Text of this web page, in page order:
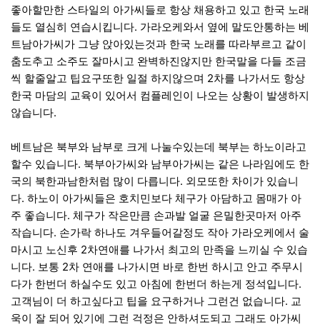
좋아할만한 스타일의 아가씨들로 항상 채용하고 있고 한국 노래
들도 열심히 연습시킵니다. 가라오케와서 옆에 말도안통하는 베
트남아가씨가 그냥 앉아있는것과 한국 노래를 따라부르고 같이
춤도추고 소주도 잘마시고 완벽하진않지만 한국말을 다들 조금
씩 할줄알고 팁요구또한 일절 하지않으며 2차를 나가서도 항상
한국 마담의 교육이 있어서 컴플레인이 나오는 상황이 발생하지
않습니다.
베트남은 북부와 남부로 크게 나눌수있는데 북부는 하노이라고
할수 있습니다. 북부아가씨와 남부아가씨는 같은 나라임에도 한
국의 북한과남한처럼 많이 다릅니다. 외모또한 차이가 있습니
다. 하노이 아가씨들은 호치민보다 체구가 아담하고 몸매가 아
주 좋습니다. 체구가 작은만큼 손과발 얼굴 은밀한곳마저 아주
작습니다. 손가락 하나도 겨우들어갈정도 작아 가라오케에서 술
마시고 노신후 2차연애를 나가서 최고의 만족을 느끼실 수 있습
니다. 보통 2차 연애를 나가시면 바로 한번 하시고 안고 주무시
다가 한번더 하실수도 있고 아침에 한번더 하는게 정석입니다.
고객님이 더 하고싶다고 팁을 요구하거나 그런건 없습니다. 교
욱이 잘 되어 있기에 그런 걱정은 안하셔도되고 그래도 아가씨